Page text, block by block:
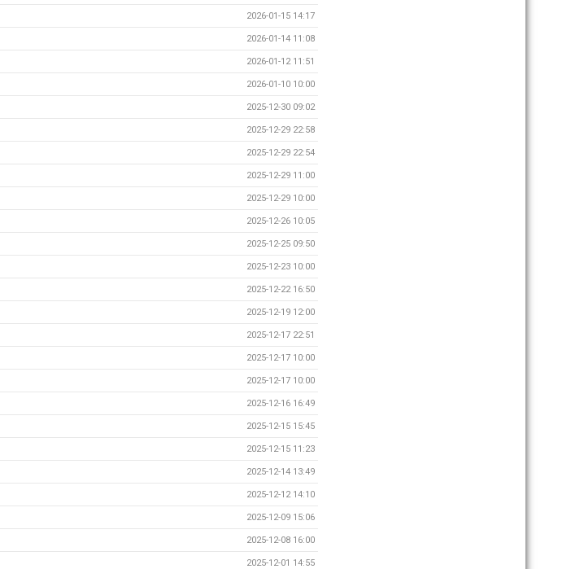
2026-01-15 14:17
2026-01-14 11:08
2026-01-12 11:51
2026-01-10 10:00
2025-12-30 09:02
2025-12-29 22:58
2025-12-29 22:54
2025-12-29 11:00
2025-12-29 10:00
2025-12-26 10:05
2025-12-25 09:50
2025-12-23 10:00
2025-12-22 16:50
2025-12-19 12:00
2025-12-17 22:51
2025-12-17 10:00
2025-12-17 10:00
2025-12-16 16:49
2025-12-15 15:45
2025-12-15 11:23
2025-12-14 13:49
2025-12-12 14:10
2025-12-09 15:06
2025-12-08 16:00
2025-12-01 14:55